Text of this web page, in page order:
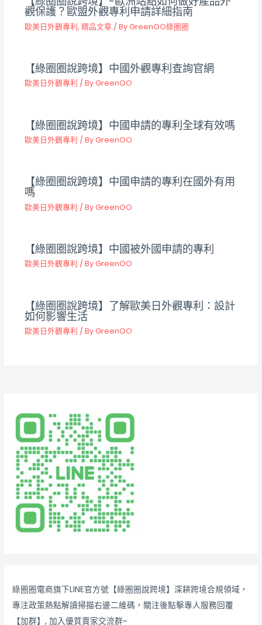
觀保護？歐盟外觀專利申請詳細指南
歐美日外觀專利, 精品文章 / ByGreenOO綠圈圈
【綠圈圈說跨境】中國外觀專利查詢官網
歐美日外觀專利 / ByGreenOO
【綠圈圈說跨境】中國申請的專利全球有效嗎
歐美日外觀專利 / ByGreenOO
【綠圈圈說跨境】中國申請的專利在國外有用
嗎
歐美日外觀專利 / ByGreenOO
【綠圈圈說跨境】中國被外國申請的專利
歐美日外觀專利 / ByGreenOO
【綠圈圈說跨境】了解歐美日外觀專利：設計
如何影響生活
歐美日外觀專利 / ByGreenOO
綠圈圈電商旗下LINE官方號【綠圈圈說跨境】深耕跨境合規領域，
專注政策熱點解讀掃描右邊二維碼，關注後點擊專人服務回覆
【加群】, 加入優質賣家交流群~